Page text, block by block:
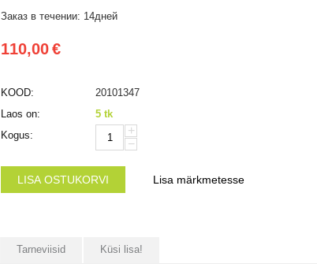
Заказ в течении: 14дней
110,00€
KOOD:
20101347
Laos on:
5 tk
Kogus:
+
−
LISA OSTUKORVI Lisa märkmetesse
Tarneviisid Küsi lisa!